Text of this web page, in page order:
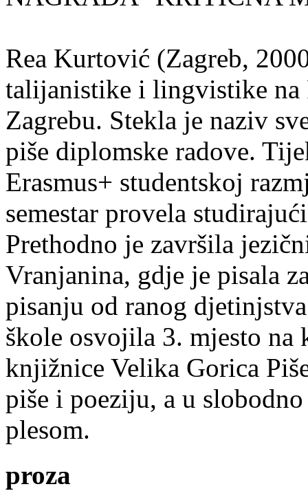
Rea Kurtović (Zagreb,
talijanistike i lingvistike
Zagrebu. Stekla je naziv
piše diplomske radove.
Erasmus+ studentskoj
semestar provela
Prethodno je završila
Vranjanina, gdje je pisala
pisanju od ranog
škole osvojila 3. mjesto na
knjižnice Velika Gorica
piše i poeziju, a u
plesom.
proza